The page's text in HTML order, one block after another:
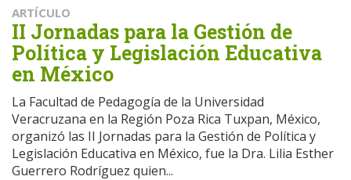
ARTÍCULO
II Jornadas para la Gestión de
Política y Legislación Educativa
en México
La Facultad de Pedagogía de la Universidad
Veracruzana en la Región Poza Rica Tuxpan, México,
organizó las II Jornadas para la Gestión de Política y
Legislación Educativa en México, fue la Dra. Lilia Esther
Guerrero Rodríguez quien...